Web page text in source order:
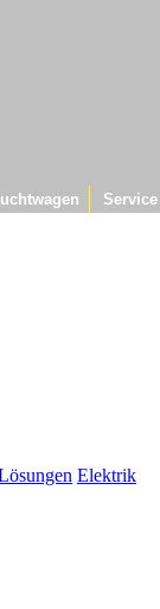
Service
Elektrik